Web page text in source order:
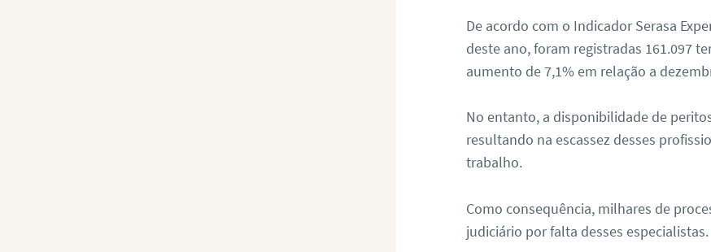
De acordo com o Indicador Serasa
deste ano, foram registradas 161.097
aumento de 7,1% em relação a
No entanto, a disponibilidade de
resultando na escassez desses
trabalho.
Como consequência, milhares de
judiciário por falta desses especialistas.